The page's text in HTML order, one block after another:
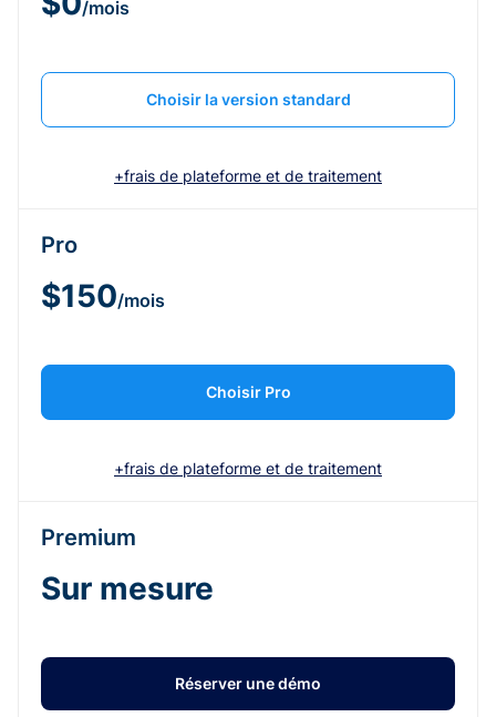
/mois
Choisir la version standard
+frais de plateforme et de traitement
Pro
$150/mois
Choisir Pro
+frais de plateforme et de traitement
Premium
Sur mesure
Réserver une démo